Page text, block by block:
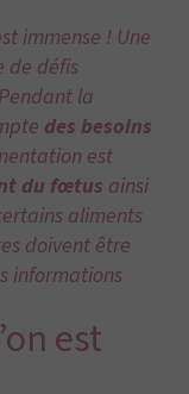
immense ! Une
de défis
la
des besoins
est
du fœtus ainsi
aliments
doivent être
informations
est